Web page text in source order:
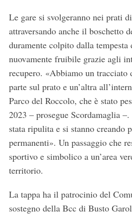
Le gare si svolgeranno nei prati
attraversando anche il boschetto
duramente colpito dalla
nuovamente fruibile grazie agli
recupero. «Abbiamo un tracciato
parte sul prato e un’altra
Parco del Roccolo, che è stato
2023 – prosegue Scordamaglia
stata ripulita e si stanno creando
permanenti». Un passaggio che
sportivo e simbolico a un’area
territorio.
La tappa ha il patrocinio del
sostegno della Bcc di Busto